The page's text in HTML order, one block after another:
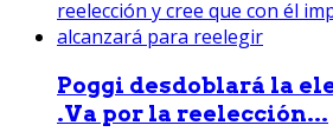
Poggi desdoblará la
.Va por la reelección...